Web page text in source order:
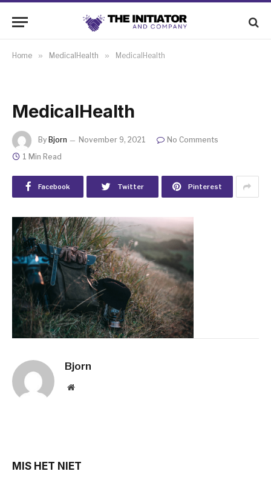
Home » MedicalHealth » MedicalHealth
MedicalHealth
By Bjorn November 9, 2021
No Comments
1 Min Read
Facebook Twitter Pinterest
Bjorn
Website
MIS HET NIET